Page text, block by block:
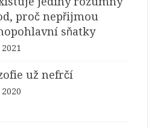
proč nepřijmou
sňatky
už nefrčí